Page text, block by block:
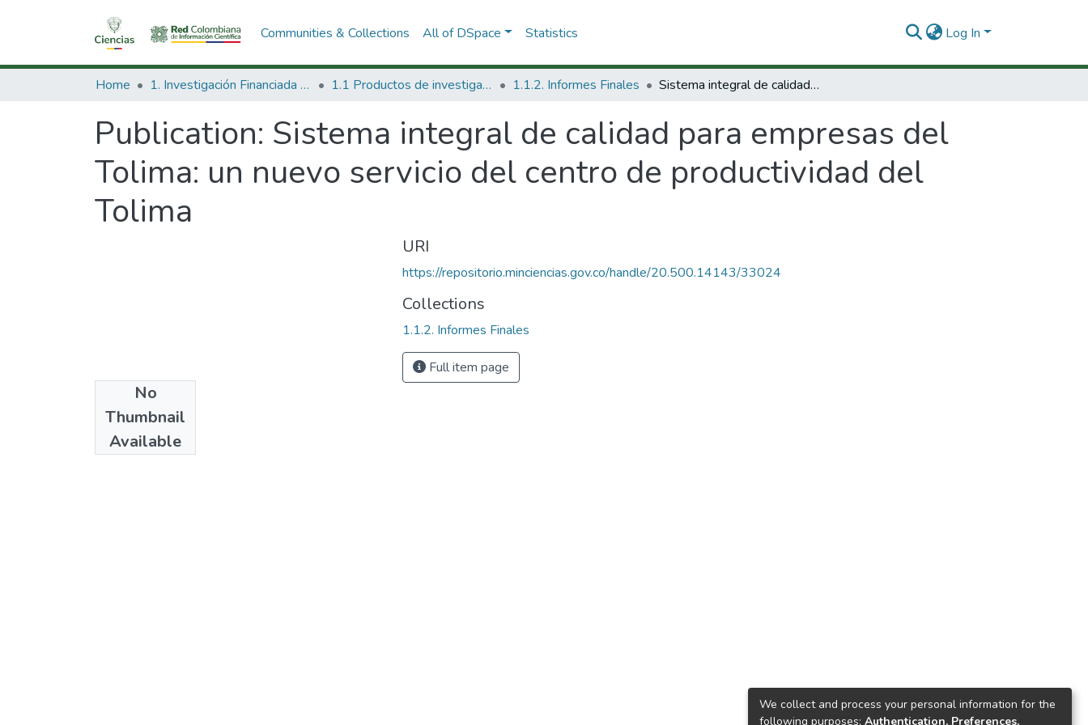
Communities & Collections All of DSpace Statistics Log In
Home 1. Investigación Financiada con Recursos Públicos 1.1 Productos de investigación 1.1.2. Informes Finales Sistema integral de calidad para empresas del Tolima: un nuevo servicio del centro de productividad del Tolima
Publication: Sistema integral de calidad para empresas del
Tolima: un nuevo servicio del centro de productividad del
Tolima
No
Thumbnail
Available
sf]
URI
https://repositorio.minciencias.gov.co/handle/20.500.14143/33024
Collections
1.1.2. Informes Finales
Full item page
We collect and process your personal information for the
following purposes: Authentication, Preferences,